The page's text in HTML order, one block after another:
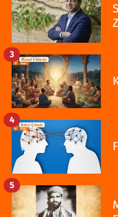
3
4
5